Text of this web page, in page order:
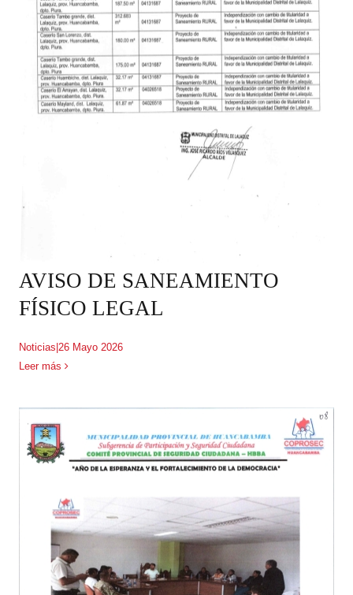
AVISO DE SANEAMIENTO
FÍSICO LEGAL
Noticias 26 Mayo 2026
Leer más